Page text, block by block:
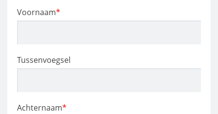
Voornaam*
Tussenvoegsel
Achternaam*